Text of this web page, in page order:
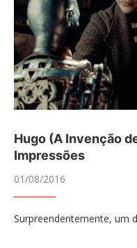
Hugo (A Invenção
Impressões
01/08/2016
Surpreendentemente, um